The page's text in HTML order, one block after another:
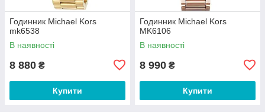
Годинник Michael Kors
mk6538
В наявності
8 880 ₴
Купити
Годинник Michael Kors
MK6106
В наявності
8 990 ₴
Купити